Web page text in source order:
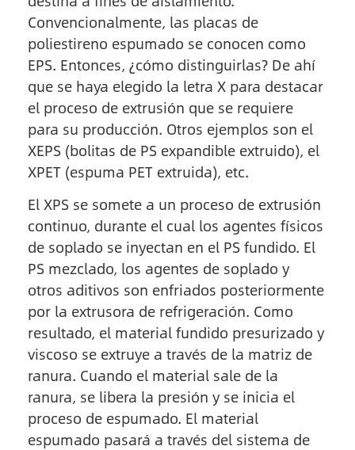
Convencionalmente, las placas de
poliestireno espumado se conocen como
EPS. Entonces, ¿cómo distinguirlas? De ahí
que se haya elegido la letra X para destacar
el proceso de extrusión que se requiere
para su producción. Otros ejemplos son el
XEPS (bolitas de PS expandible extruido), el
XPET (espuma PET extruida), etc.
El XPS se somete a un proceso de extrusión
continuo, durante el cual los agentes físicos
de soplado se inyectan en el PS fundido. El
PS mezclado, los agentes de soplado y
otros aditivos son enfriados posteriormente
por la extrusora de refrigeración. Como
resultado, el material fundido presurizado y
viscoso se extruye a través de la matriz de
ranura. Cuando el material sale de la
ranura, se libera la presión y se inicia el
proceso de espumado. El material
espumado pasará a través del sistema de